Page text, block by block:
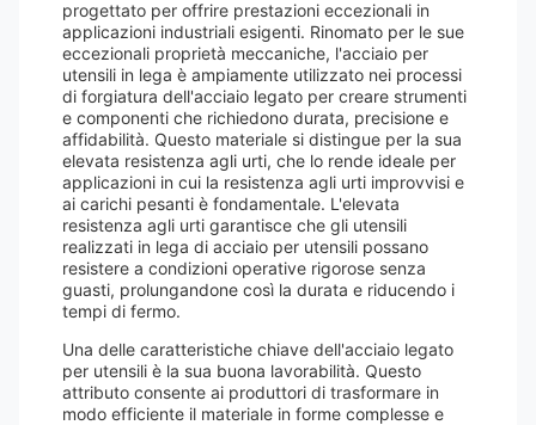
progettato per offrire prestazioni eccezionali in
applicazioni industriali esigenti. Rinomato per le sue
eccezionali proprietà meccaniche, l'acciaio per
utensili in lega è ampiamente utilizzato nei processi
di forgiatura dell'acciaio legato per creare strumenti
e componenti che richiedono durata, precisione e
affidabilità. Questo materiale si distingue per la sua
elevata resistenza agli urti, che lo rende ideale per
applicazioni in cui la resistenza agli urti improvvisi e
ai carichi pesanti è fondamentale. L'elevata
resistenza agli urti garantisce che gli utensili
realizzati in lega di acciaio per utensili possano
resistere a condizioni operative rigorose senza
guasti, prolungandone così la durata e riducendo i
tempi di fermo.
Una delle caratteristiche chiave dell'acciaio legato
per utensili è la sua buona lavorabilità. Questo
attributo consente ai produttori di trasformare in
modo efficiente il materiale in forme complesse e